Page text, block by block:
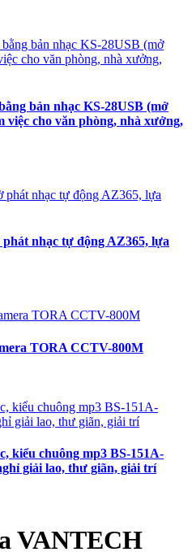
bản nhạc KS-28USB (mở
việc cho văn phòng, nhà xưởng,
nhạc tự động AZ365, lựa
TORA CCTV-800M
kiểu chuông mp3 BS-151A-
giải lao, thư giãn, giải trí
VANTECH